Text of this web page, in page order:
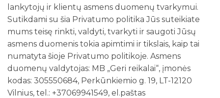
lankytojų ir klientų asmens duomenų tvarkymui.
Sutikdami su šia Privatumo politika Jūs suteikiate
mums teisę rinkti, valdyti, tvarkyti ir saugoti Jūsų
asmens duomenis tokia apimtimi ir tikslais, kaip tai
numatyta šioje Privatumo politikoje. Asmens
duomenų valdytojas: MB „Geri reikalai“, įmonės
kodas: 305550684, Perkūnkiemio g. 19, LT-12120
Vilnius, tel.: +37069941549, el.paštas